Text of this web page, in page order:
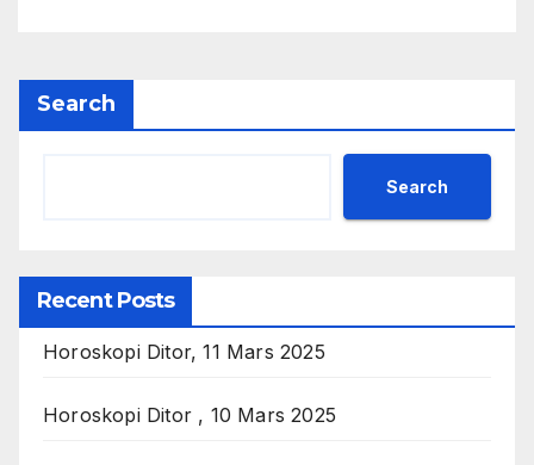
Search
Search
Recent Posts
Horoskopi Ditor, 11 Mars 2025
Horoskopi Ditor , 10 Mars 2025